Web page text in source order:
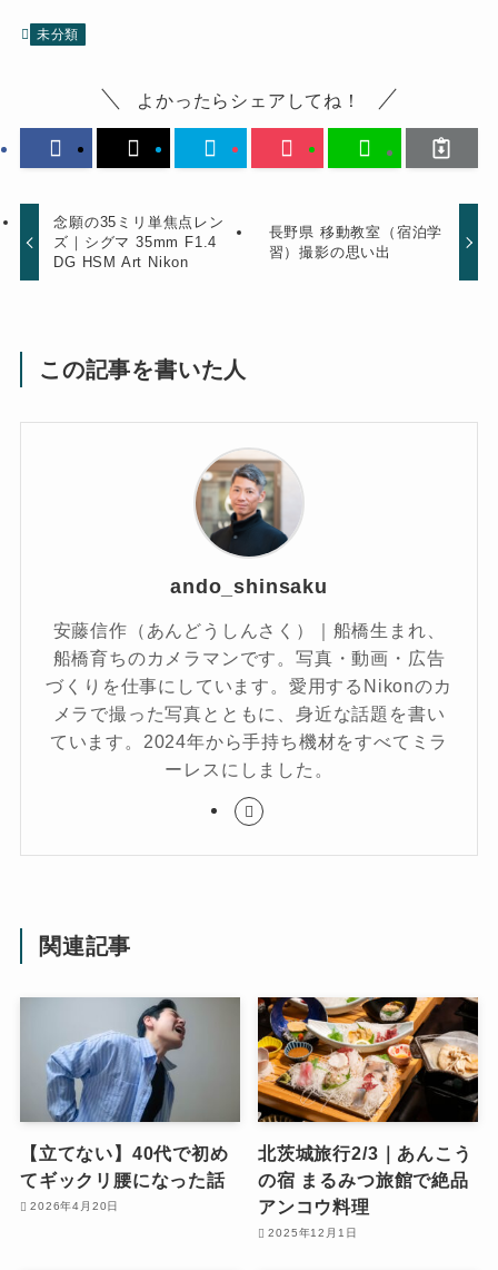
未分類
よかったらシェアしてね！
念願の35ミリ単焦点レン
ズ｜シグマ 35mm F1.4
DG HSM Art Nikon
長野県 移動教室（宿泊学
習）撮影の思い出
この記事を書いた人
ando_shinsaku
安藤信作（あんどうしんさく）｜船橋生まれ、
船橋育ちのカメラマンです。写真・動画・広告
づくりを仕事にしています。愛用するNikonのカ
メラで撮った写真とともに、身近な話題を書い
ています。2024年から手持ち機材をすべてミラ
ーレスにしました。
関連記事
【立てない】40代で初め
てギックリ腰になった話
2026年4月20日
北茨城旅行2/3｜あんこう
の宿 まるみつ旅館で絶品
アンコウ料理
2025年12月1日